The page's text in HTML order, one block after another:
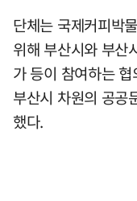
단체는 국제커피박
위해 부산시와 부산
가 등이 참여하는
부산시 차원의 공공
했다.